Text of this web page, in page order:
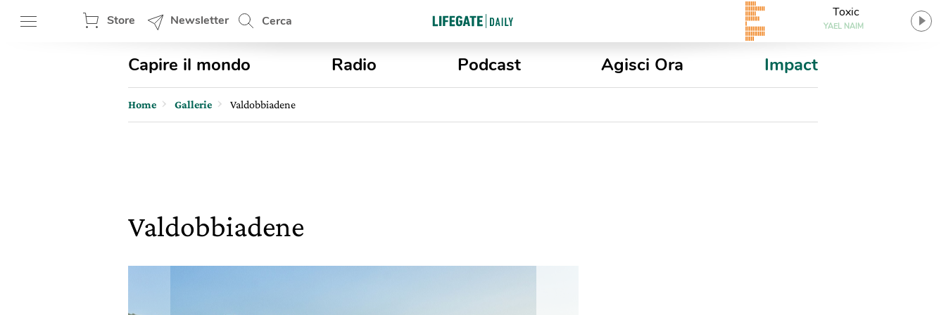
Store Newsletter Cerca
Toxic
YAEL NAIM
Capire il mondo Radio Podcast Agisci Ora Impact
Home Gallerie Valdobbiadene
Valdobbiadene